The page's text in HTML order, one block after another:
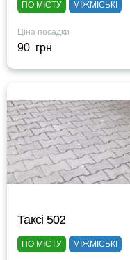
ПО МІСТУ МІЖМІСЬКІ
Ціна посадки
90 грн
Таксі 502
ПО МІСТУ МІЖМІСЬКІ